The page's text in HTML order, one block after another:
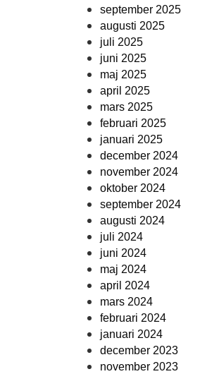
september 2025
augusti 2025
juli 2025
juni 2025
maj 2025
april 2025
mars 2025
februari 2025
januari 2025
december 2024
november 2024
oktober 2024
september 2024
augusti 2024
juli 2024
juni 2024
maj 2024
april 2024
mars 2024
februari 2024
januari 2024
december 2023
november 2023